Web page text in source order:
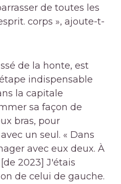
de toutes les
corps », ajoute-t-
de la honte, est
indispensable
la capitale
sa façon de
bras, pour
un seul. « Dans
avec eux deux. À
2023] J'étais
de celui de gauche.